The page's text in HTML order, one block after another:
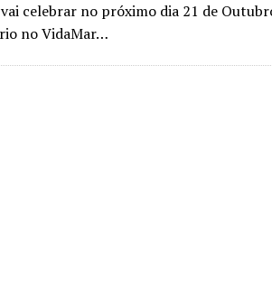
celebrar no próximo dia 21 de
no VidaMar…